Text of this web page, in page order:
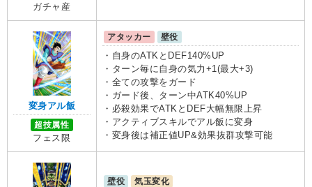
ガチャ産
変身アル飯
超技属性
フェス限
アタッカー
壁役
・自身のATKとDEF140%UP
・ターン毎に自身の気力+1(最大+3)
・全ての攻撃をガード
・ガード後、ターン中ATK40%UP
・必殺効果でATKとDEF大幅無限上昇
・アクティブスキルでアル飯に変身
・変身後は補正値UP&効果抜群攻撃可能
壁役
気玉変化